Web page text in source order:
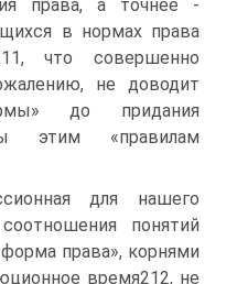
права, а точнее -
в нормах права
что совершенно
не доводит
до придания
этим «правилам
для нашего
понятий
права», корнями
время212, не